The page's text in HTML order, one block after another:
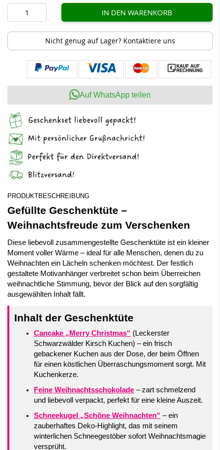
IN DEN WARENKORB
Nicht genug auf Lager? Kontaktiere uns
Auf WhatsApp teilen
PRODUKTBESCHREIBUNG
Gefüllte Geschenktüte –
Weihnachtsfreude zum Verschenken
Diese liebevoll zusammengestellte Geschenktüte ist ein kleiner
Moment voller Wärme – ideal für alle Menschen, denen du zu
Weihnachten ein Lächeln schenken möchtest. Der festlich
gestaltete Motivanhänger verbreitet schon beim Überreichen
weihnachtliche Stimmung, bevor der Blick auf den sorgfältig
ausgewählten Inhalt fällt.
Inhalt der Geschenktüte
Cancake „Merry Christmas“ (Leckerster
Schwarzwälder Kirsch Kuchen) – ein frisch
gebackener Kuchen aus der Dose, der beim Öffnen
für einen köstlichen Überraschungsmoment sorgt. Mit
Kuchenkerze.
Feine Weihnachtsschokolade – zart schmelzend
und liebevoll verpackt, perfekt für eine kleine Auszeit.
Schneekugel „Schöne Weihnachten“ – ein
zauberhaftes Deko-Highlight, das mit seinem
winterlichen Schneegestöber sofort Weihnachtsmagie
versprüht.